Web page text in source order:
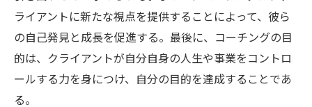
ライアントに新たな視点を提供することによって、彼ら
の自己発見と成長を促進する。最後に、コーチングの目
的は、クライアントが自分自身の人生や事業をコントロ
ールする力を身につけ、自分の目的を達成することであ
る。